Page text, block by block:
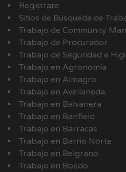
Registrate
Sitios de Búsqueda de
Trabajo de Community
Trabajo de Procurador
Trabajo de Seguridad e
Trabajo en Agronomía
Trabajo en Almagro
Trabajo en Avellaneda
Trabajo en Balvanera
Trabajo en Banfield
Trabajo en Barracas
Trabajo en Barrio Norte
Trabajo en Belgrano
Trabajo en Boedo